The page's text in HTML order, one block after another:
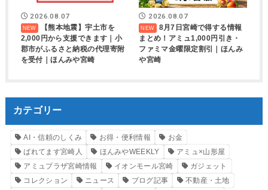
2026.08.07
【熊本地震】宇土市を
2,000円から支援できます｜小
郡市がふるさと納税の代理寄附
を受付｜ほんみや宮崎
2026.08.07
8月7日宮崎で得する情報
まとめ！アミュ1,000円引き・
ファミマ金曜限定割引｜ほんみ
や宮崎
カテゴリー
AI・信頼のしくみ お得・便利情報
お金
ばれてます宮崎人
ほんみやWEEKLY
アミュ×山形屋
アミュプラザ宮崎情報
イオンモール宮崎
ガジェット
コレクション
ニュース ブログ記事
不動産・土地